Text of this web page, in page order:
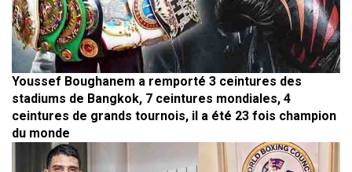
Youssef Boughanem a remporté 3 ceintures des
stadiums de Bangkok, 7 ceintures mondiales, 4
ceintures de grands tournois, il a été 23 fois champion
du monde